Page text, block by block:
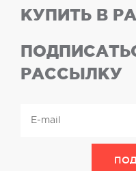
КУПИТЬ В
РАССЫЛКУ